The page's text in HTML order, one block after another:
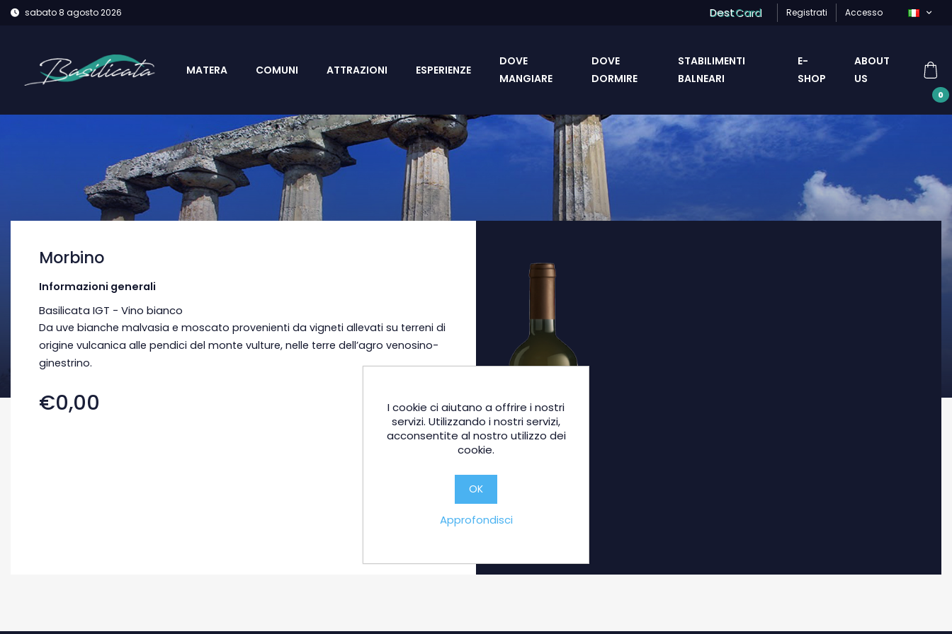
sabato 8 agosto 2026 DestCard Registrati Accesso
MATERA COMUNI ATTRAZIONI ESPERIENZE
DOVE
MANGIARE
DOVE
DORMIRE
STABILIMENTI
BALNEARI
E-
SHOP
ABOUT
US
0
Morbino
Informazioni generali
Basilicata IGT - Vino bianco
Da uve bianche malvasia e moscato provenienti da vigneti allevati su terreni di
origine vulcanica alle pendici del monte vulture, nelle terre dell’agro venosino-
ginestrino.
€0,00
I cookie ci aiutano a offrire i nostri
servizi. Utilizzando i nostri servizi,
acconsentite al nostro utilizzo dei
cookie.
OK
Approfondisci